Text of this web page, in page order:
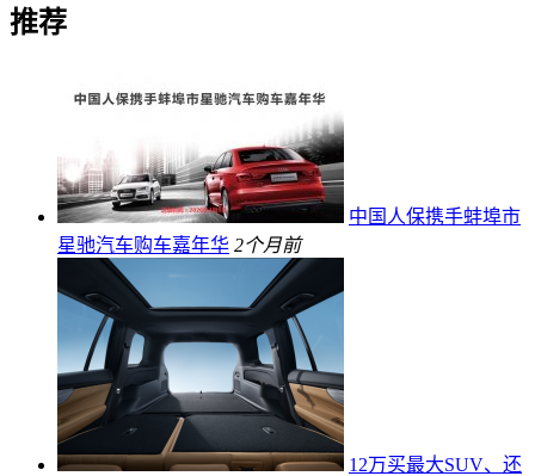
推荐
中国人保携手蚌埠市
星驰汽车购车嘉年华 2个月前
12万买最大SUV、还